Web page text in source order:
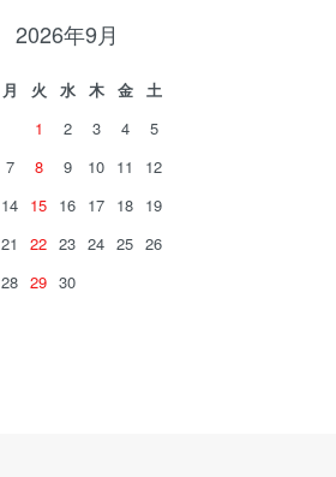
2026年9月
月 火 水 木 金
土
1
2 3 4
5
7 8 9 10 11
12
14 15 16 17 18 19
21 22 23 24 25 26
28 29 30